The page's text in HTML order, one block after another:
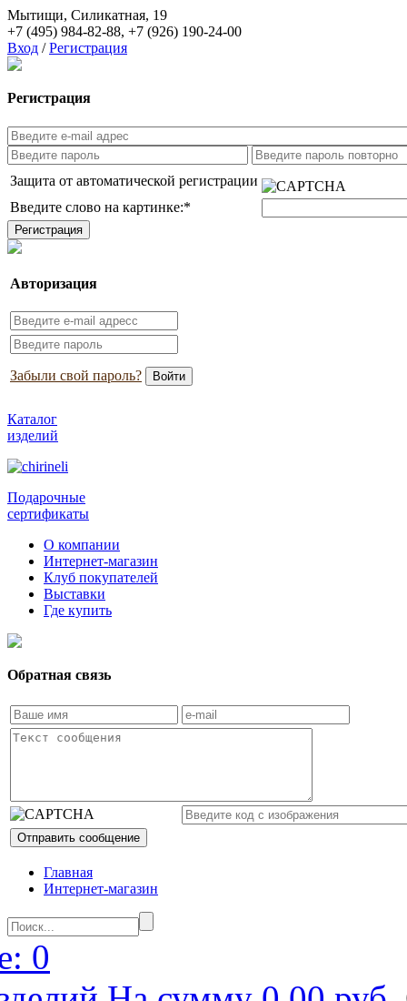
Мытищи, Силикатная, 19
+7 (495) 984-82-88, +7 (926) 190-24-00
Вход / Регистрация
Регистрация
Защита от автоматической регистрации
Введите слово на картинке:*
Авторизация
Забыли свой пароль?
Каталог
изделий
Подарочные
сертификаты
О компании
Интернет-магазин
Клуб покупателей
Выставки
Где купить
Обратная связь
Главная
Интернет-магазин
0